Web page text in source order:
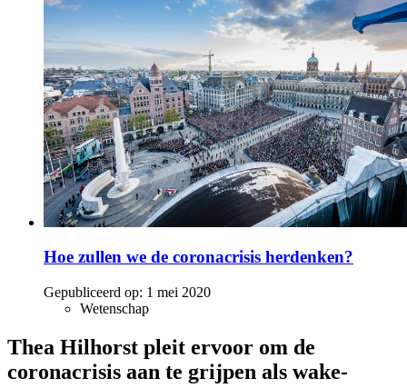
Hoe zullen we de coronacrisis herdenken?
Gepubliceerd op: 1 mei 2020
Wetenschap
Thea Hilhorst pleit ervoor om de
coronacrisis aan te grijpen als wake-